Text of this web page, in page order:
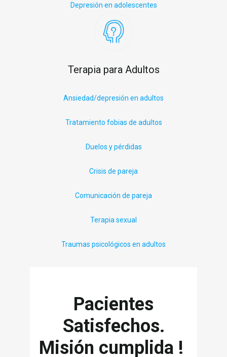
Depresión en adolescentes
Terapia para Adultos
Ansiedad/depresión en adultos
Tratamiento fobias de adultos
Duelos y pérdidas
Crisis de pareja
Comunicación de pareja
Terapia sexual
Traumas psicológicos en adultos
Pacientes
Satisfechos.
Misión cumplida !